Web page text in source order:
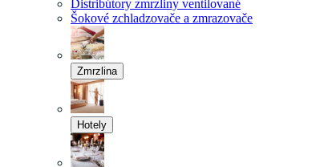
Distribútory zmrzliny ventilované
Šokové zchladzovače a zmrazovače
Zmrzlina
Hotely